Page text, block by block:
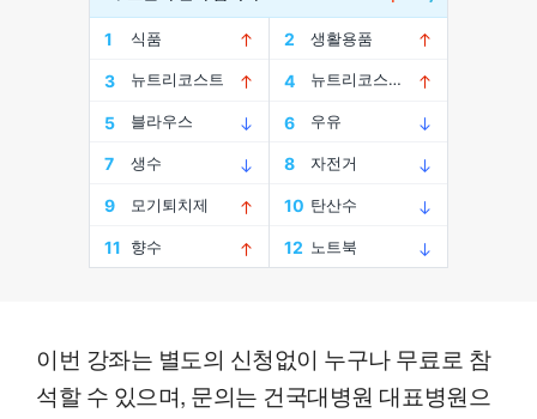
이번 강좌는 별도의 신청없이 누구나 무료로 참
석할 수 있으며, 문의는 건국대병원 대표병원으